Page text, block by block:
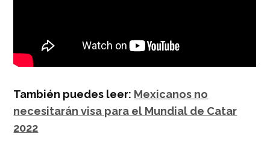
También puedes leer: Mexicanos no
necesitarán visa para el Mundial de Catar
2022